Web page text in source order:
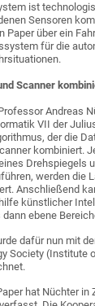
ist
Sensoren
Paper über ein
für die
Scanner
Andreas
VII der
der die
kombiniert.
Drehspiegels
werden die
Anschließend
künstlicher
ebene
dafür nun mit
Society (Institute
hat Nüchter